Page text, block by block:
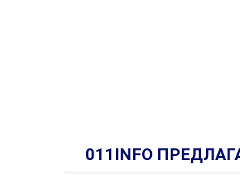
011INFO